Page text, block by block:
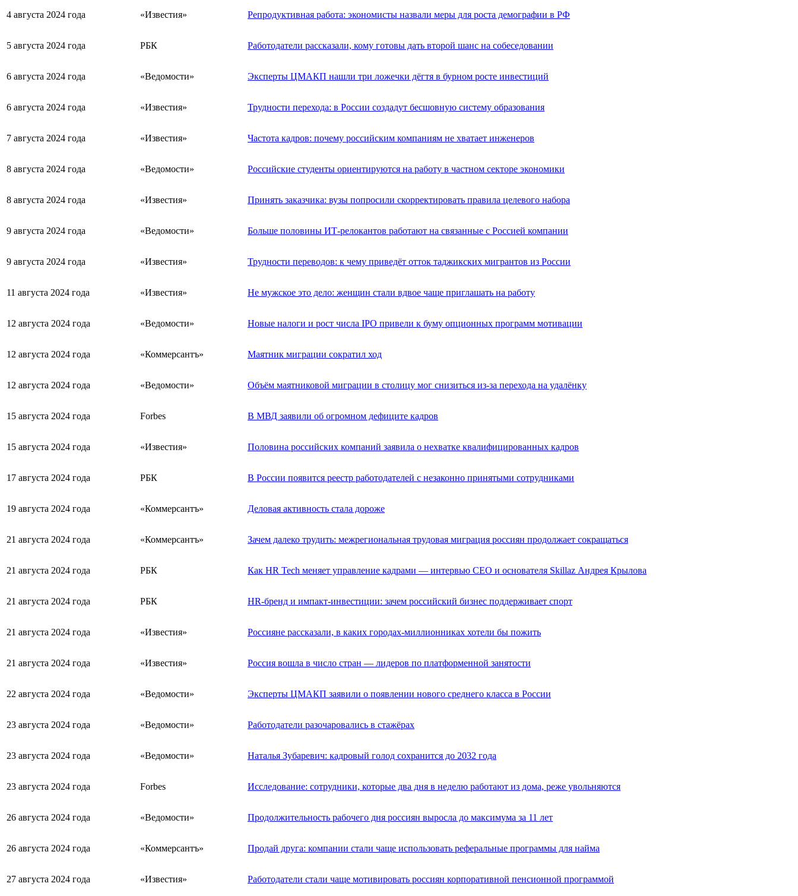
4 августа 2024 года «Известия» Репродуктивная работа: экономисты назвали меры для роста демографии в РФ
5 августа 2024 года РБК Работодатели рассказали, кому готовы дать второй шанс на собеседовании
6 августа 2024 года «Ведомости» Эксперты ЦМАКП нашли три ложечки дёгтя в бурном росте инвестиций
6 августа 2024 года «Известия» Трудности перехода: в России создадут бесшовную систему образования
7 августа 2024 года «Известия» Частота кадров: почему российским компаниям не хватает инженеров
8 августа 2024 года «Ведомости» Российские студенты ориентируются на работу в частном секторе экономики
8 августа 2024 года «Известия» Принять заказчика: вузы попросили скорректировать правила целевого набора
9 августа 2024 года «Ведомости» Больше половины ИТ-релокантов работают на связанные с Россией компании
9 августа 2024 года «Известия» Трудности переводов: к чему приведёт отток таджикских мигрантов из России
11 августа 2024 года «Известия» Не мужское это дело: женщин стали вдвое чаще приглашать на работу
12 августа 2024 года «Ведомости» Новые налоги и рост числа IPO привели к буму опционных программ мотивации
12 августа 2024 года «Коммерсантъ» Маятник миграции сократил ход
12 августа 2024 года «Ведомости» Объём маятниковой миграции в столицу мог снизиться из-за перехода на удалёнку
15 августа 2024 года Forbes В МВД заявили об огромном дефиците кадров
15 августа 2024 года «Известия» Половина российских компаний заявила о нехватке квалифицированных кадров
17 августа 2024 года РБК В России появится реестр работодателей с незаконно принятыми сотрудниками
19 августа 2024 года «Коммерсантъ» Деловая активность стала дороже
21 августа 2024 года «Коммерсантъ» Зачем далеко трудить: межрегиональная трудовая миграция россиян продолжает сокращаться
21 августа 2024 года РБК Как HR Tech меняет управление кадрами — интервью CEO и основателя Skillaz Андрея Крылова
21 августа 2024 года РБК HR-бренд и импакт-инвестиции: зачем российский бизнес поддерживает спорт
21 августа 2024 года «Известия» Россияне рассказали, в каких городах-миллионниках хотели бы пожить
21 августа 2024 года «Известия» Россия вошла в число стран — лидеров по платформенной занятости
22 августа 2024 года «Ведомости» Эксперты ЦМАКП заявили о появлении нового среднего класса в России
23 августа 2024 года «Ведомости» Работодатели разочаровались в стажёрах
23 августа 2024 года «Ведомости» Наталья Зубаревич: кадровый голод сохранится до 2032 года
23 августа 2024 года Forbes Исследование: сотрудники, которые два дня в неделю работают из дома, реже увольняются
26 августа 2024 года «Ведомости» Продолжительность рабочего дня россиян выросла до максимума за 11 лет
26 августа 2024 года «Коммерсантъ» Продай друга: компании стали чаще использовать реферальные программы для найма
27 августа 2024 года «Известия» Работодатели стали чаще мотивировать россиян корпоративной пенсионной программой